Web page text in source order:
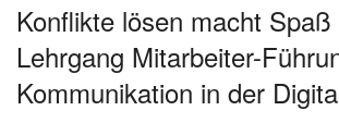
Konflikte lösen macht
Lehrgang Mitarbeiter-
Kommunikation in der